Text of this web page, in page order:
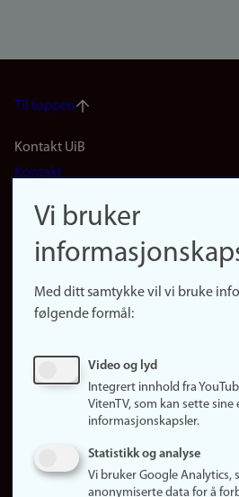
Til toppen
Footer
(no)
Kontakt UiB
Kontakt
Finn forsker
Presse
Finn studier
Ledige stillinger
Om nettstedet
Vi bruker
Med ditt samtykke vil vi bruke
følgende formål:
Video og lyd
Integrert innhold fra
VitenTV, som kan sette sine
informasjonskapsler.
Statistikk og analyse
Vi bruker Google Analytics,
anonymiserte data for å